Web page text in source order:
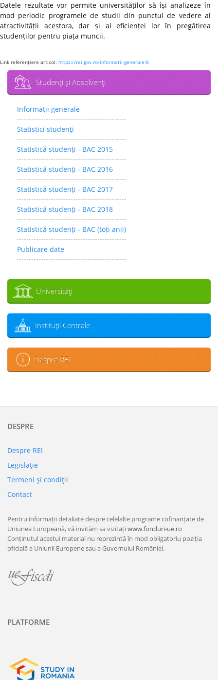
Datele rezultate vor permite universităților să își analizeze în
mod periodic programele de studii din punctul de vedere al
atractivității acestora, dar și al eficienței lor în pregătirea
studenților pentru piața muncii.
Link referenţiere articol: https://rei.gov.ro/informatii-generale-8
Studenţi şi Absolvenţi
Informații generale
Statistici studenţi
Statistică studenţi - BAC 2015
Statistică studenţi - BAC 2016
Statistică studenţi - BAC 2017
Statistică studenţi - BAC 2018
Statistică studenţi - BAC (toți anii)
Publicare date
Universităţi
Instituţii Centrale
Despre REI
DESPRE
Despre REI
Legislaţie
Termeni şi condiţii
Contact
Pentru informații detaliate despre celelalte programe cofinanțate de
Uniunea Europeană, vă invităm sa vizitațiwww.fonduri-ue.ro
Conținutul acestui material nu reprezintă în mod obligatoriu poziția
oficială a Uniunii Europene sau a Guvernului României.
PLATFORME